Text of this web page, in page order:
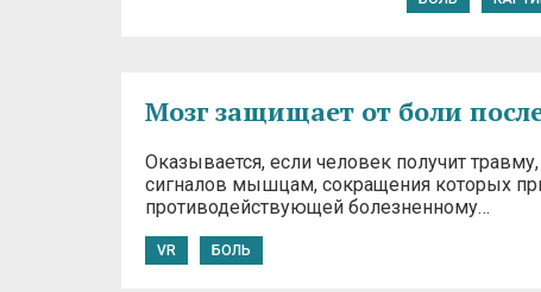
Мозг защищает от боли
Оказывается, если человек получит
сигналов мышцам, сокращения которых
противодействующей болезненному…
VR БОЛЬ